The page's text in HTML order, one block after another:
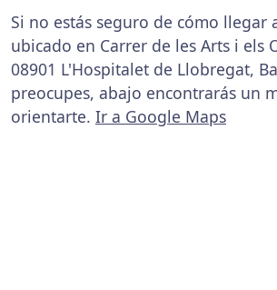
Si no estás seguro de cómo llegar
ubicado en Carrer de les Arts i els
08901 L'Hospitalet de Llobregat,
preocupes, abajo encontrarás un
orientarte. Ir a Google Maps